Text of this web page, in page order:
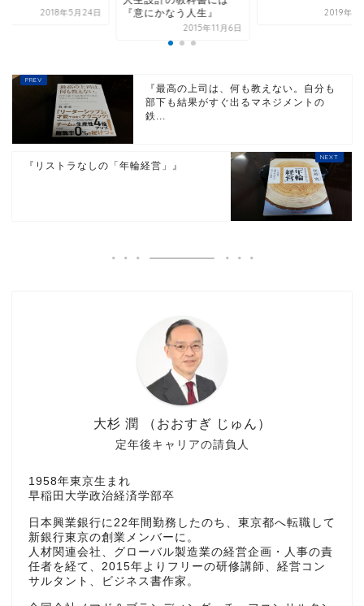
2018年5月24日
『意にかなう人生』
2015年11月6日
『最高の上司は、何も教えない。自分も
部下も結果がすぐ出るマネジメントの
鉄...
『リストラなしの「年輪経営」』
定年後キャリアの請負人
大杉 潤 （おおすぎ じゅん）
1958年東京生まれ
早稲田大学政治経済学部卒
日本興業銀行に22年間勤務したのち、東京都へ転職して
新銀行東京の創業メンバーに。
人材関連会社、グローバル製造業の経営企画・人事の責
任者を経て、2015年よりフリーの研修講師、経営コン
サルタント、ビジネス書作家。